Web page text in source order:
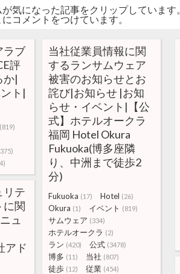
気になった記事をクリップしていま
コメントをつけています。
ラブ
評
か|
ト|
(819)
当社従業員情報に関
するランサムウェア
被害のお知らせとお
詫び|お知らせ |お知
らせ・イベント|【公
式】ホテルオークラ
福岡 Hotel Okura
Fukuoka(博多座隣
り、中洲まで徒歩2
分)
Fukuoka (17) Hotel (26)
Okura (1) イベント (819)
サムウェア (334)
ホテルオークラ (2)
ラン (420) 公式 (3478)
博多 (11) 当社 (807)
徒歩 (12) 従業 (454)
リテ
に関
ュ
アド